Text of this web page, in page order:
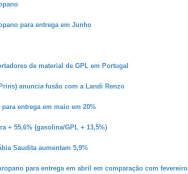
para entrega em Junho
de material de GPL em Portugal
anuncia fusão com a Landi Renzo
entrega em maio em 20%
+ 55,6% (gasolina/GPL + 13,5%)
Saudita aumentam 5,9%
para entrega em abril em comparação com fevereiro